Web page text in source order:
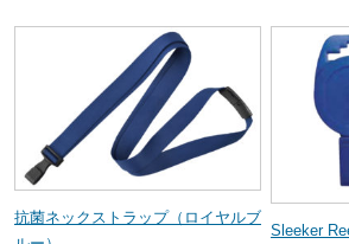
抗菌ネックストラップ（ロイヤルブ
Sleeker